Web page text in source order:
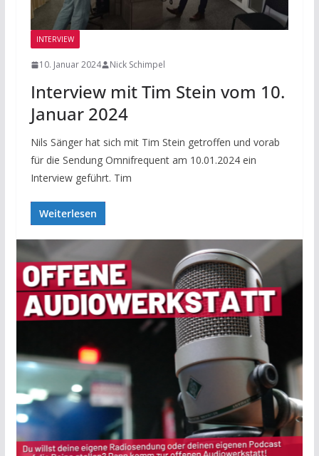
INTERVIEW
10. Januar 2024 Nick Schimpel
Interview mit Tim Stein vom 10.
Januar 2024
Nils Sänger hat sich mit Tim Stein getroffen und vorab
für die Sendung Omnifrequent am 10.01.2024 ein
Interview geführt. Tim
Weiterlesen